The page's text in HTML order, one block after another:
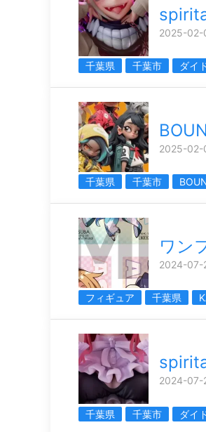
2025-02-
千葉県 千葉市 ダイ
2025-02-
千葉県 千葉市
ワン
2024-07-
フィギュア 千葉県
2024-07-
千葉県 千葉市 ダイ